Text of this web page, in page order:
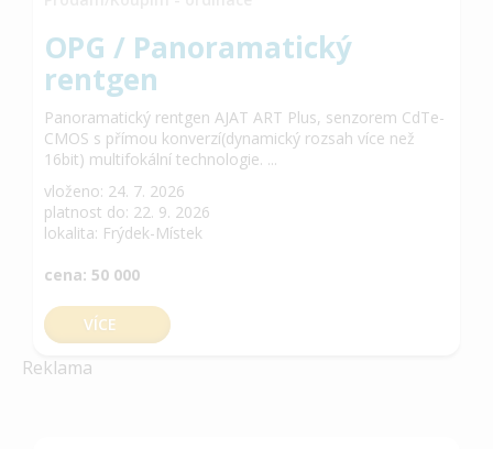
OPG / Panoramatický
rentgen
Panoramatický rentgen AJAT ART Plus, senzorem CdTe-
CMOS s přímou konverzí(dynamický rozsah více než
16bit) multifokální technologie. ...
vloženo: 24. 7. 2026
platnost do: 22. 9. 2026
lokalita: Frýdek-Místek
cena: 50 000
VÍCE
Reklama